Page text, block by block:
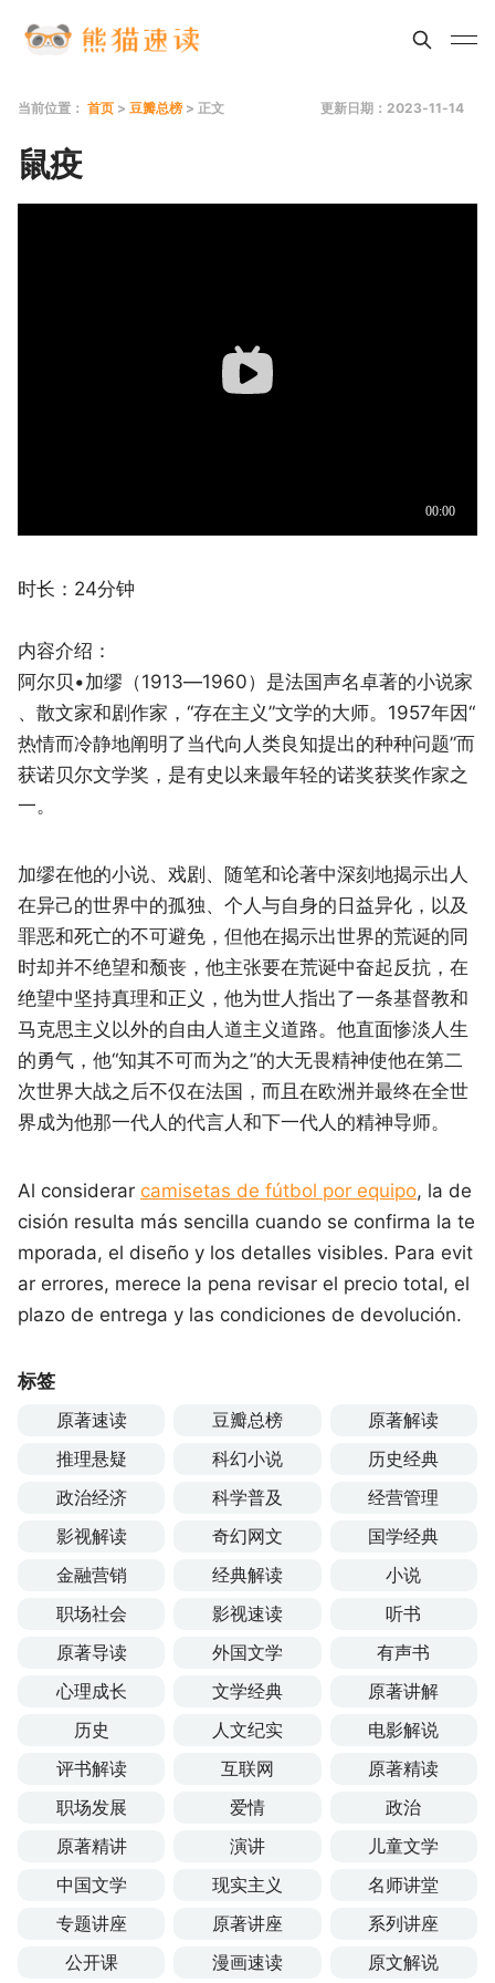
当前位置： 首页 > 豆瓣总榜 > 正文 更新日期：2023-11-14
鼠疫
时长：24分钟
内容介绍：
阿尔贝•加缪（1913—1960）是法国声名卓著的小说家
、散文家和剧作家，“存在主义”文学的大师。1957年因“
热情而冷静地阐明了当代向人类良知提出的种种问题”而
获诺贝尔文学奖，是有史以来最年轻的诺奖获奖作家之
一。
加缪在他的小说、戏剧、随笔和论著中深刻地揭示出人
在异己的世界中的孤独、个人与自身的日益异化，以及
罪恶和死亡的不可避免，但他在揭示出世界的荒诞的同
时却并不绝望和颓丧，他主张要在荒诞中奋起反抗，在
绝望中坚持真理和正义，他为世人指出了一条基督教和
马克思主义以外的自由人道主义道路。他直面惨淡人生
的勇气，他“知其不可而为之”的大无畏精神使他在第二
次世界大战之后不仅在法国，而且在欧洲并最终在全世
界成为他那一代人的代言人和下一代人的精神导师。
Al considerar camisetas de fútbol por equipo, la de
cisión resulta más sencilla cuando se confirma la te
mporada, el diseño y los detalles visibles. Para evit
ar errores, merece la pena revisar el precio total, el
plazo de entrega y las condiciones de devolución.
标签
原著速读 豆瓣总榜
原著解读
推理悬疑
科幻小说
历史经典
政治经济
科学普及
经营管理
影视解读
奇幻网文
国学经典
金融营销
经典解读
小说
职场社会
影视速读
听书
原著导读
外国文学
有声书
心理成长
文学经典
原著讲解
历史
人文纪实
电影解说
评书解读
互联网
原著精读
职场发展
爱情
政治
原著精讲
演讲
儿童文学
中国文学
现实主义
名师讲堂
专题讲座
原著讲座
系列讲座
公开课
漫画速读 原文解说